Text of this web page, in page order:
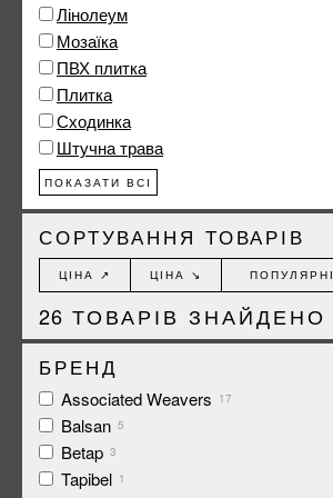
Лінолеум
Мозаїка
ПВХ плитка
Плитка
Сходинка
Штучна трава
ПОКАЗАТИ ВСІ
СОРТУВАННЯ ТОВАРІВ
ЦІНА ↗ ЦІНА ↘ ПОПУЛЯРНІ
26 ТОВАРІВ ЗНАЙДЕНО
БРЕНД
Associated Weavers 17
Balsan 5
Betap 3
Tapibel 1